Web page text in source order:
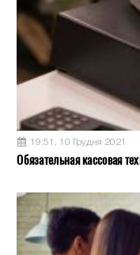
19:51, 10 Грудня 2021
Обязательная кассовая